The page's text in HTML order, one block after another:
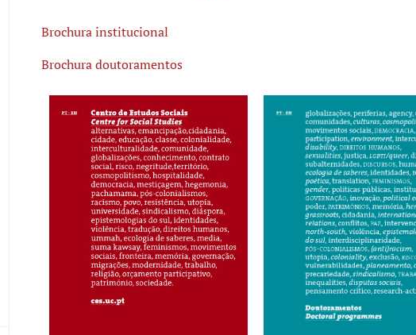
Brochura institucional
Brochura doutoramentos